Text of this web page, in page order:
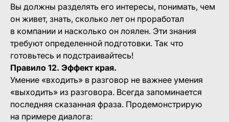
Вы должны разделять его интересы, понимать, чем
он живет, знать, сколько лет он проработал
в компании и насколько он лоялен. Эти знания
требуют определенной подготовки. Так что
готовьтесь и подстраивайтесь!
Правило 12. Эффект края.
Умение «входить» в разговор не важнее умения
«выходить» из разговора. Всегда запоминается
последняя сказанная фраза. Продемонстрирую
на примере диалога: